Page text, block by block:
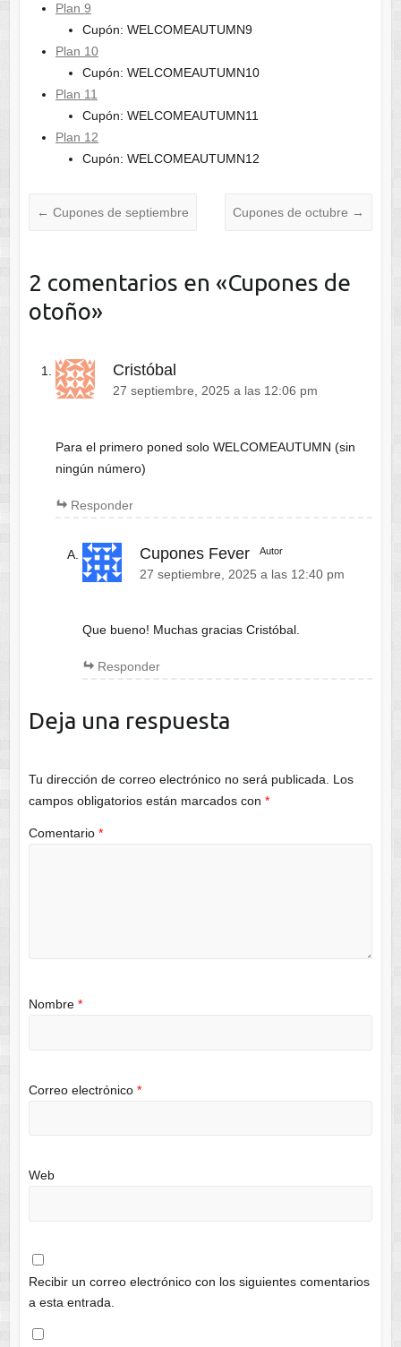
Plan 9
Cupón: WELCOMEAUTUMN9
Plan 10
Cupón: WELCOMEAUTUMN10
Plan 11
Cupón: WELCOMEAUTUMN11
Plan 12
Cupón: WELCOMEAUTUMN12
← Cupones de septiembre Cupones de octubre →
2 comentarios en «Cupones de
otoño»
Cristóbal
27 septiembre, 2025 a las 12:06 pm
Para el primero poned solo WELCOMEAUTUMN (sin
ningún número)
Responder
Cupones Fever Autor
27 septiembre, 2025 a las 12:40 pm
Que bueno! Muchas gracias Cristóbal.
Responder
Deja una respuesta
Tu dirección de correo electrónico no será publicada. Los
campos obligatorios están marcados con *
Comentario *
Nombre *
Correo electrónico *
Web
Recibir un correo electrónico con los siguientes comentarios
a esta entrada.